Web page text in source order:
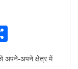
h
अपने-अपने क्षेत्र में